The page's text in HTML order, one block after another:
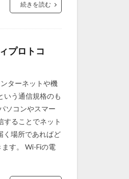
続きを読む
プロトコ
ターネットや機
いう通信規格のも
ソコンやスマー
することでネット
く場所であればど
す。 Wi-Fiの電